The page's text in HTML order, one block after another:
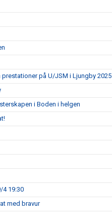
på U/JSM i Ljungby 2025
i Boden i helgen
4 19:30
med bravur